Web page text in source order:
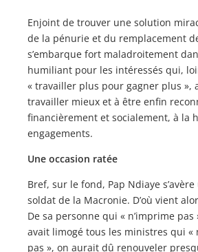
Enjoint de trouver une solution
de la pénurie et du remplacement
s’embarque fort maladroitement
humiliant pour les intéressés qui,
« travailler plus pour gagner plus »,
travailler mieux et à être enfin
financièrement et socialement, à la
engagements.
Une occasion ratée
Bref, sur le fond, Pap Ndiaye
soldat de la Macronie. D’où vient
De sa personne qui « n’imprime pas
avait limogé tous les ministres qui «
pas », on aurait dû renouveler